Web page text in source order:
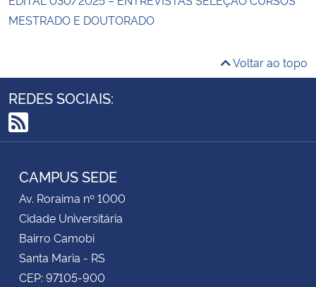
MESTRADO E DOUTORADO
Voltar ao topo
REDES SOCIAIS:
RSS
CAMPUS SEDE
Av. Roraima nº 1000
Cidade Universitária
Bairro Camobi
Santa Maria - RS
CEP: 97105-900